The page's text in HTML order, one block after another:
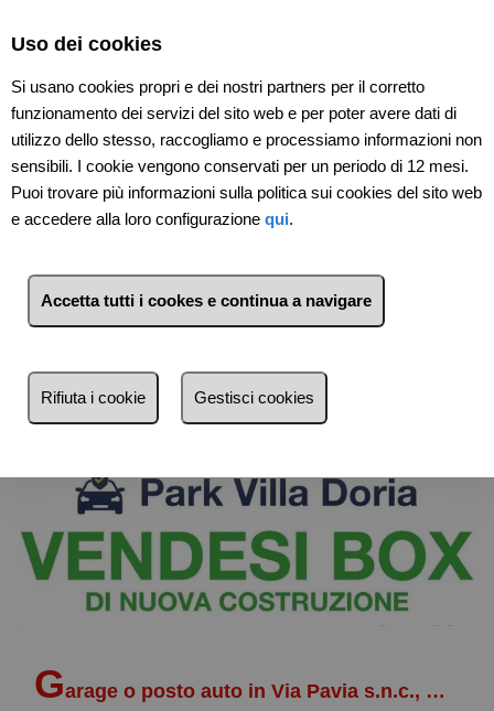
11 Immobili Pegli (Genova)
Meno recente
Economici
più cari
più grandi
Garage o posto auto in Via Pavia s.n.c., Pegli Centro
Uso dei cookies
Si usano cookies propri e dei nostri partners per il corretto
funzionamento dei servizi del sito web e per poter avere dati di
utilizzo dello stesso, raccogliamo e processiamo informazioni non
sensibili. I cookie vengono conservati per un periodo di 12 mesi.
Puoi trovare più informazioni sulla politica sui cookies del sito web
e accedere alla loro configurazione qui.
Accetta tutti i cookes e continua a navigare
Rifiuta i cookie Gestisci cookies